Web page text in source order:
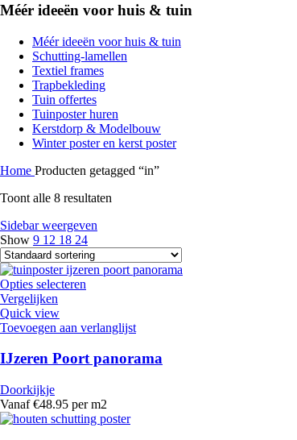
Méér ideeën voor huis & tuin
Méér ideeën voor huis & tuin
Schutting-lamellen
Textiel frames
Trapbekleding
Tuin offertes
Tuinposter huren
Kerstdorp & Modelbouw
Winter poster en kerst poster
Home Producten getagged “in”
Toont alle 8 resultaten
Sidebar weergeven
Show 9 12 18 24
Opties selecteren
Vergelijken
Quick view
Toevoegen aan verlanglijst
IJzeren Poort panorama
Doorkijkje
Vanaf €48.95 per m2